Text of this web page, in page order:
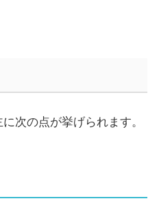
次の点が挙げられます。